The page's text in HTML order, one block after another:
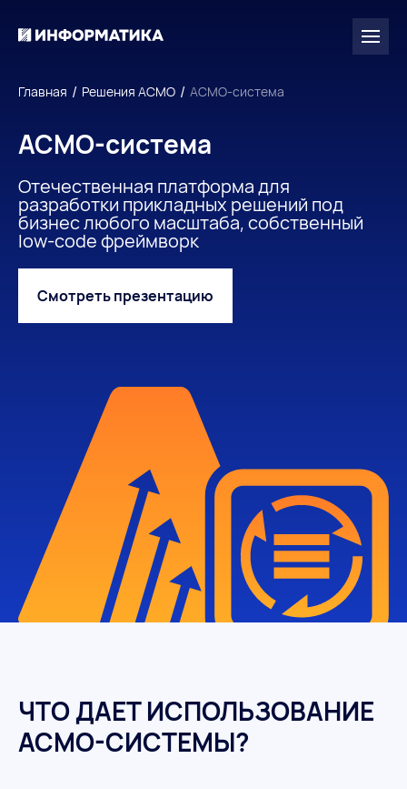
Главная / Решения АСМО / АСМО-система
АСМО-система
Отечественная платформа для
разработки прикладных решений под
бизнес любого масштаба, собственный
low-code фреймворк
Смотреть презентацию
ЧТО ДАЕТ ИСПОЛЬЗОВАНИЕ
АСМО-СИСТЕМЫ?